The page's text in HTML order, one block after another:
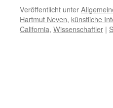
Veröffentlicht unter
Hartmut Neven, künstliche
California, Wissenschaftler |